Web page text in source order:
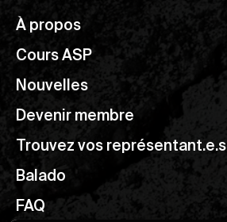
À propos
Cours ASP
Nouvelles
Devenir membre
Trouvez vos représentant.e.s
Balado
FAQ